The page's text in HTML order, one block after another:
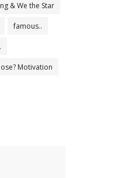
& We the Star
famous..
Motivation